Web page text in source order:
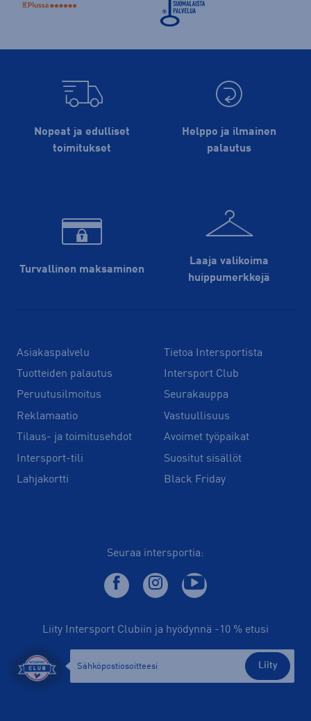
Nopeat ja edulliset
toimitukset
Helppo ja ilmainen
palautus
Turvallinen maksaminen
Laaja valikoima
huippu­merkkejä
Asiakaspalvelu
Tuotteiden palautus
Peruutusilmoitus
Reklamaatio
Tilaus- ja toimitusehdot
Intersport-tili
Lahjakortti
Tietoa Intersportista
Intersport Club
Seurakauppa
Vastuullisuus
Avoimet työpaikat
Suositut sisällöt
Black Friday
Seuraa intersportia:
Liity Intersport Clubiin ja hyödynnä -10 % etusi
Liity